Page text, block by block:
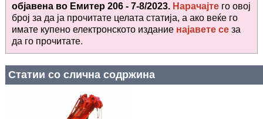
објавена во Емитер 206 - 7-8/2023. Нарачајте го овој
број за да ја прочитате целата статија, а ако веќе го
имате купено електронското издание најавете се за
да го прочитате.
Статии со слична содржина